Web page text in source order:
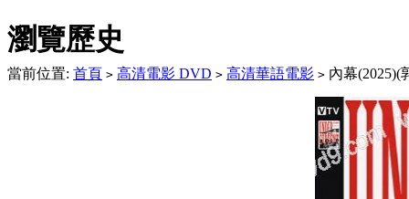
瀏覽歷史
當前位置: 首頁 > 高清電影 DVD > 高清華語電影 > 內幕(2025)(